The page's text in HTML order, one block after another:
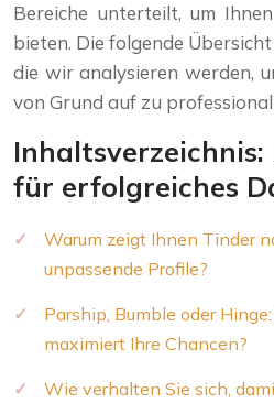
Bereiche unterteilt, um
bieten. Die folgende
die wir analysieren werden,
von Grund auf zu
für erfolgreiches
Warum zeigt Ihnen Tinder
unpassende Profile?
Parship, Bumble oder
maximiert Ihre Chancen?
Wie verhalten Sie sich,